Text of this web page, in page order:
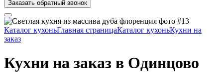
Заказать обратный звонок
Главная страница
Кухни на
заказ
Кухни на заказ в Одинцово